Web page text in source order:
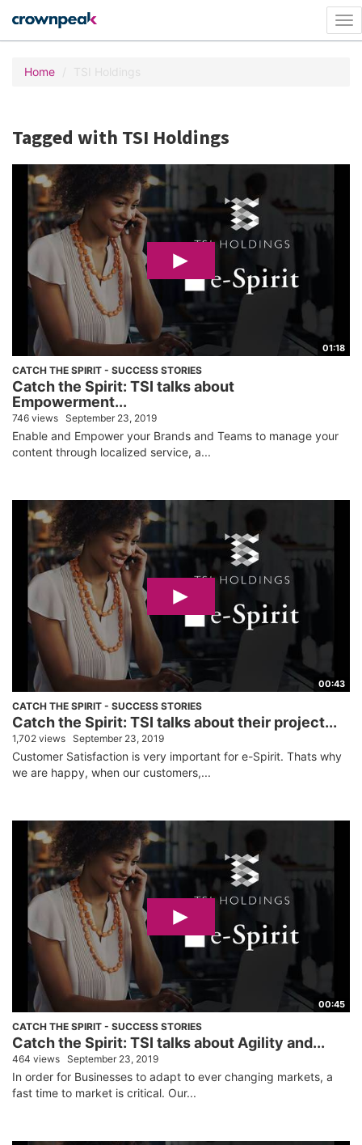
Home TSI Holdings
Tagged with TSI Holdings
01:18
CATCH THE SPIRIT - SUCCESS STORIES
Catch the Spirit: TSI talks about
Empowerment...
746 views September 23, 2019
Enable and Empower your Brands and Teams to manage your
content through localized service, a...
00:43
CATCH THE SPIRIT - SUCCESS STORIES
Catch the Spirit: TSI talks about their project...
1,702 views September 23, 2019
Customer Satisfaction is very important for e-Spirit. Thats why
we are happy, when our customers,...
00:45
CATCH THE SPIRIT - SUCCESS STORIES
Catch the Spirit: TSI talks about Agility and...
464 views September 23, 2019
In order for Businesses to adapt to ever changing markets, a
fast time to market is critical. Our...